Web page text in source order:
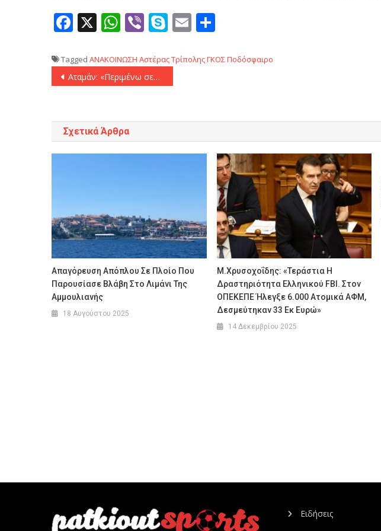
Facebook
X WhatsApp
ViberSkype
Email
Tagged ΑΝΑΚΟΙΝΩΣΗ Αστέρας ΤρίποληςΓΚΟΣΠοδόσφαιρο
Πλοήγηση
Αταμάν: «Περιμένω σεβασμό από τους άλλους προπονητές»
Σχετικά Άρθρα
Απαγόρευση Απόπλου Σε Πλοίο Που
Παρουσίασε Βλάβη Στο Λιμάνι Της
Αμμουλιανής
18 Αυγούστου 2025
Μ.Χρυσοχοΐδης: «Τεράστια Η
Δραστηριότητα Ελληνικού FBI. Στον
ΟΠΕΚΕΠΕ Ήλεγξε 6.000 Ατομικά ΑΦΜ,
Δεσμεύτηκαν 33 Εκ Ευρώ»
14 Δεκεμβρίου 2025
Ειδήσεις